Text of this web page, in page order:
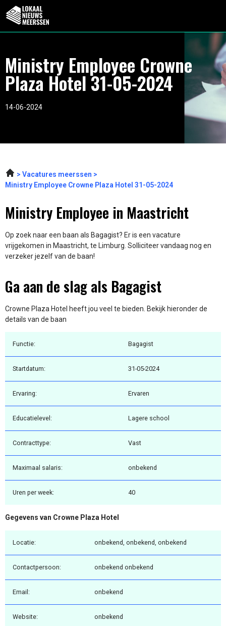
Ministry Employee Crowne
Plaza Hotel 31-05-2024
14-06-2024
Vacatures meerssen
Ministry Employee Crowne Plaza Hotel 31-05-2024
Ministry Employee in Maastricht
Op zoek naar een baan als Bagagist? Er is een vacature
vrijgekomen in Maastricht, te Limburg. Solliciteer vandaag nog en
verzeker jezelf van de baan!
Ga aan de slag als Bagagist
Crowne Plaza Hotel heeft jou veel te bieden. Bekijk hieronder de
details van de baan
Functie: Bagagist
Startdatum: 31-05-2024
Ervaring: Ervaren
Educatielevel: Lagere school
Contracttype: Vast
Maximaal salaris: onbekend
Uren per week: 40
Gegevens van Crowne Plaza Hotel
Locatie: onbekend, onbekend, onbekend
Contactpersoon: onbekend onbekend
Email: onbekend
Website: onbekend